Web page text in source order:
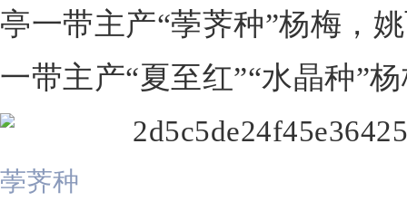
亭一带主产“荸荠种”杨梅，
一带主产“夏至红”“水晶种”
荸荠种